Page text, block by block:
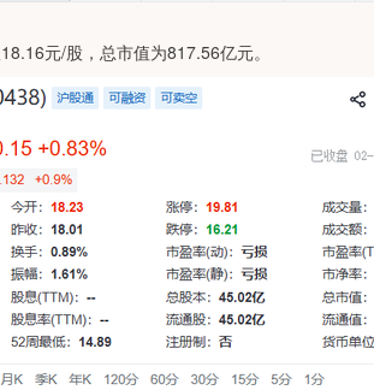
元/股，总市值为817.56亿元。